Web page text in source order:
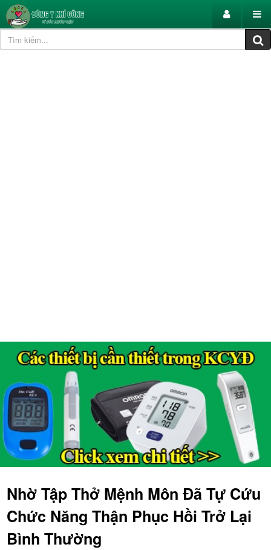
Nhờ Tập Thở Mệnh Môn Đã Tự Cứu
Chức Năng Thận Phục Hồi Trở Lại
Bình Thường